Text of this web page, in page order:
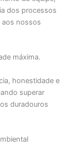
dos processos
aos nossos
máxima.
honestidade e
superar
duradouros